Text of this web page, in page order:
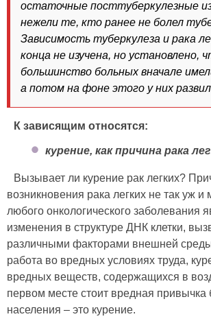
остаточные посттуберкулезные
нежели те, кто ранее не болел
Зависимость туберкулеза и рака
конца не изучена, но установлено,
большинство больных вначале
а потом на фоне этого у них
К зависящим относятся:
курение, как причина рака
Вызывает ли курение рак легких?
возникновения рака легких не так уж
любого онкологического заболевания
изменения в структуре ДНК клетки,
различными факторами внешней
работа во вредных условиях труда,
вредных веществ, содержащихся в
первом месте стоит вредная привычка
населения – это курение.